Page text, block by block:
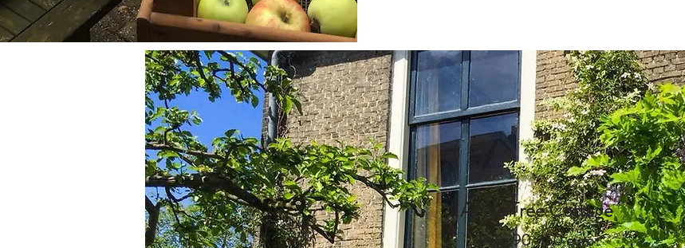
Apple Tree Cottage
Prijs: 90-150 euro